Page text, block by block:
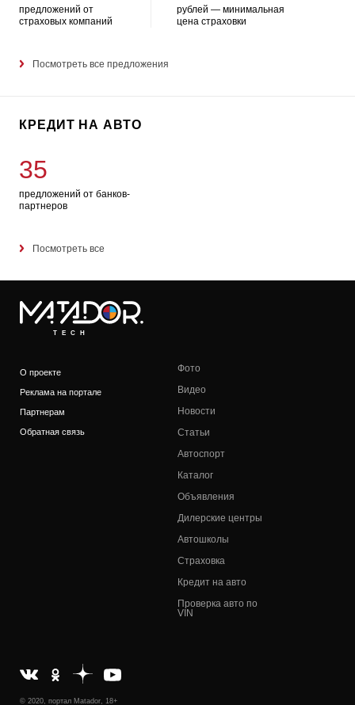
предложений от
страховых компаний
рублей — минимальная
цена страховки
Посмотреть все предложения
КРЕДИТ НА АВТО
35
предложений от банков-
партнеров
Посмотреть все
TECH
О проекте
Реклама на портале
Партнерам
Обратная связь
Фото
Видео
Новости
Статьи
Автоспорт
Каталог
Объявления
Дилерские центры
Автошколы
Страховка
Кредит на авто
Проверка авто по
VIN
© 2020, портал Matador, 18+